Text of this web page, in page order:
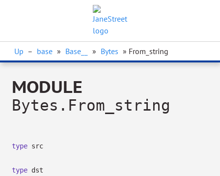
Up – base » Base__ » Bytes » From_string
MODULE
Bytes.From_string
type src
type dst